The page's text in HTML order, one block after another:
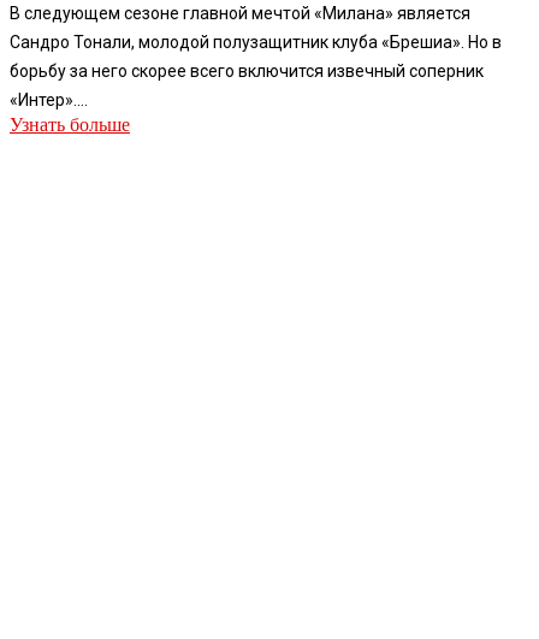
В следующем сезоне главной мечтой «Милана» является
Сандро Тонали, молодой полузащитник клуба «Брешиа». Но в
борьбу за него скорее всего включится извечный соперник
«Интер»....
Узнать больше